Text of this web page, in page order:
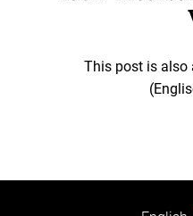
This post is also